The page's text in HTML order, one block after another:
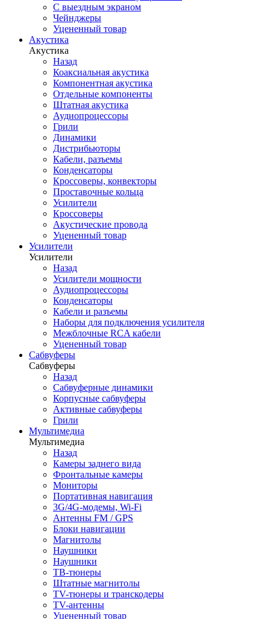
С выездным экраном
Чейнджеры
Уцененный товар
Акустика
Акустика
Назад
Коаксиальная акустика
Компонентная акустика
Отдельные компоненты
Штатная акустика
Аудиопроцессоры
Грили
Динамики
Дистрибьюторы
Кабели, разъемы
Конденсаторы
Кроссоверы, конвекторы
Проставочные кольца
Усилители
Кроссоверы
Акустические провода
Уцененный товар
Усилители
Усилители
Назад
Усилители мощности
Аудиопроцессоры
Конденсаторы
Кабели и разъемы
Наборы для подключения усилителя
Межблочные RCA кабели
Уцененный товар
Сабвуферы
Сабвуферы
Назад
Сабвуферные динамики
Корпусные сабвуферы
Активные сабвуферы
Грили
Мультимедиа
Мультимедиа
Назад
Камеры заднего вида
Фронтальные камеры
Мониторы
Портативная навигация
3G/4G-модемы, Wi-Fi
Антенны FM / GPS
Блоки навигации
Магнитолы
Наушники
Наушники
ТВ-тюнеры
Штатные магнитолы
TV-тюнеры и транскодеры
TV-антенны
Уцененный товар